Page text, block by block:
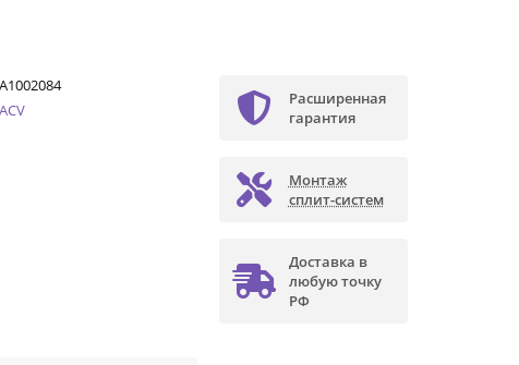
A1002084
ACV
Расширенная
гарантия
Монтаж
сплит-систем
Доставка в
любую точку
РФ